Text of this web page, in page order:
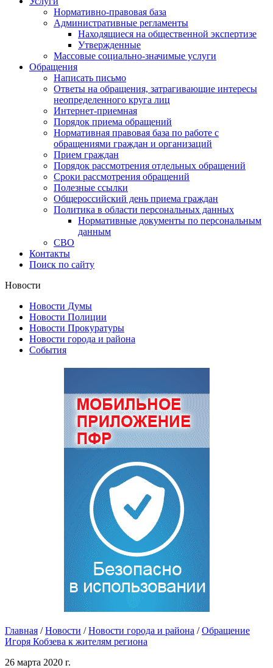
Нормативно-правовая база
Административные регламенты
Находящиеся на общественной экспертизе
Утвержденные
Массовые социально-значимые услуги
Обращения
Написать письмо
Ответы на обращения, затрагивающие интересы
неопределенного круга лиц
Интернет-приемная
Порядок приема обращений
Нормативная правовая база по работе с
обращениями граждан и организаций
Прием граждан
Порядок рассмотрения отдельных обращений
Сроки рассмотрения обращений
Полезные ссылки
Общероссийский день приема граждан
Политика в области персональных данных
Нормативные документы по персональным
данным
СВО
Контакты
Поиск по сайту
Новости
Новости Думы
Новости Полиции
Новости Прокуратуры
Новости города и района
События
Главная / Новости / Новости города и района / Обращение
Игоря Кобзева к жителям региона
26 марта 2020 г.